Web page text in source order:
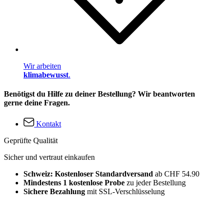
Wir arbeiten
klimabewusst.
Benötigst du Hilfe zu deiner Bestellung? Wir beantworten
gerne deine Fragen.
Kontakt
Geprüfte Qualität
Sicher und vertraut einkaufen
Schweiz: Kostenloser Standardversand ab CHF 54.90
Mindestens 1 kostenlose Probe zu jeder Bestellung
Sichere Bezahlung mit SSL-Verschlüsselung